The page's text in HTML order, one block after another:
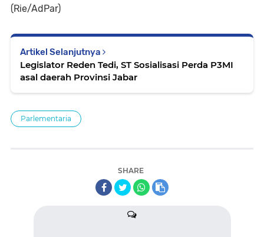
(Rie/AdPar)
Artikel Selanjutnya
Legislator Reden Tedi, ST Sosialisasi Perda P3MI
asal daerah Provinsi Jabar
Parlementaria
SHARE